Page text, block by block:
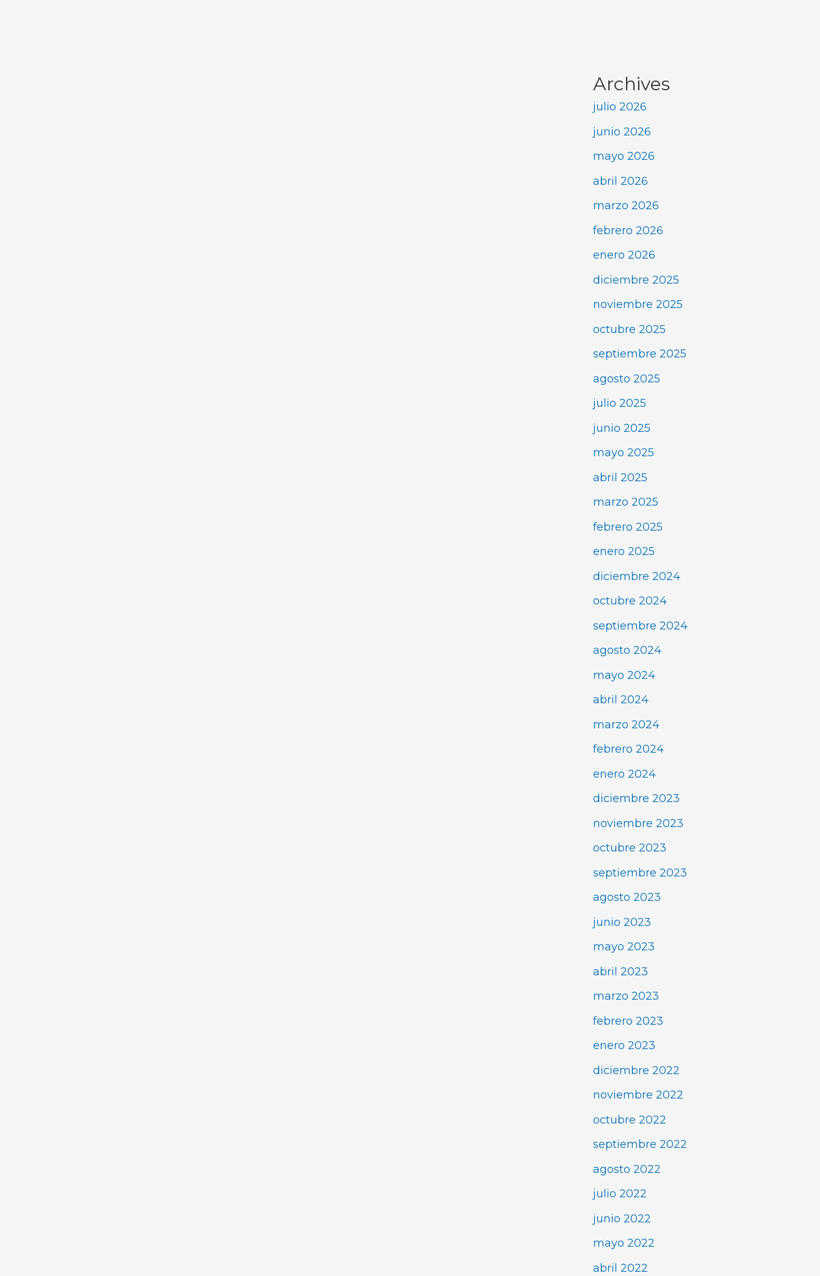
Archives
julio 2026
junio 2026
mayo 2026
abril 2026
marzo 2026
febrero 2026
enero 2026
diciembre 2025
noviembre 2025
octubre 2025
septiembre 2025
agosto 2025
julio 2025
junio 2025
mayo 2025
abril 2025
marzo 2025
febrero 2025
enero 2025
diciembre 2024
octubre 2024
septiembre 2024
agosto 2024
mayo 2024
abril 2024
marzo 2024
febrero 2024
enero 2024
diciembre 2023
noviembre 2023
octubre 2023
septiembre 2023
agosto 2023
junio 2023
mayo 2023
abril 2023
marzo 2023
febrero 2023
enero 2023
diciembre 2022
noviembre 2022
octubre 2022
septiembre 2022
agosto 2022
julio 2022
junio 2022
mayo 2022
abril 2022